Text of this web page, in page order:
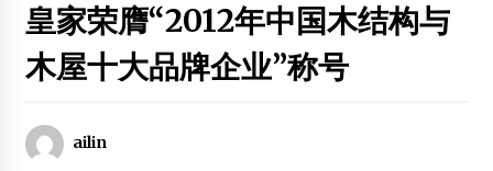
挪威将建造世界最高的木结构大厦
2014年5月9日
2014年3月5日
皇家荣膺“2012年中国木结构与
木屋十大品牌企业”称号
ailin